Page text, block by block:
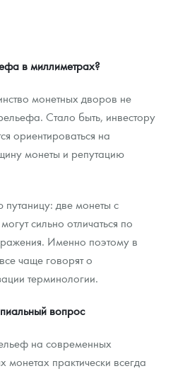
в миллиметрах?
монетных дворов не
Стало быть, инвестору
ориентироваться на
монеты и репутацию
две монеты с
сильно отличаться по
Именно поэтому в
чаще говорят о
терминологии.
вопрос
на современных
монетах практически всегда